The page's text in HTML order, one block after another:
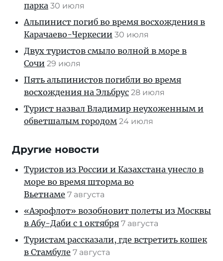
парка 30 июля
Альпинист погиб во время восхождения в
Карачаево-Черкесии 30 июля
Двух туристов смыло волной в море в
Сочи 29 июля
Пять альпинистов погибли во время
восхождения на Эльбрус 28 июля
Турист назвал Владимир неухоженным и
обветшалым городом 24 июля
Другие новости
Туристов из России и Казахстана унесло в
море во время шторма во
Вьетнаме 7 августа
«Аэрофлот» возобновит полеты из Москвы
в Абу-Даби с 1 октября 7 августа
Туристам рассказали, где встретить кошек
в Стамбуле 7 августа